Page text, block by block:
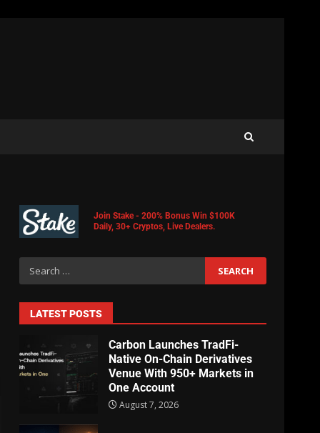
Join Stake - 200% Bonus Win $100K
Daily, 30+ Cryptos, Live Dealers.
LATEST POSTS
Carbon Launches TradFi-
Native On-Chain Derivatives
Venue With 950+ Markets in
One Account
August 7, 2026